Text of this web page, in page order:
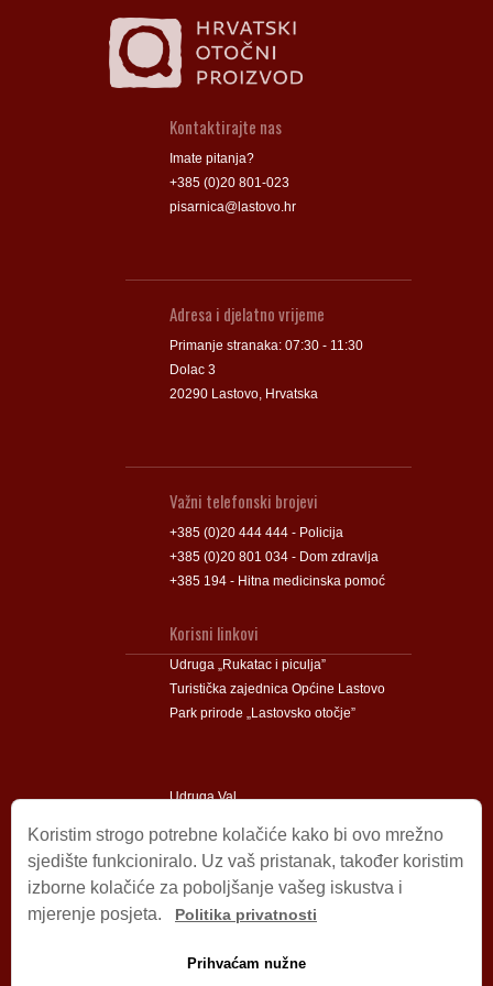
Kontaktirajte nas
Imate pitanja?
+385 (0)20 801-023
pisarnica@lastovo.hr
Adresa i djelatno vrijeme
Primanje stranaka: 07:30 - 11:30
Dolac 3
20290 Lastovo, Hrvatska
Važni telefonski brojevi
+385 (0)20 444 444 - Policija
+385 (0)20 801 034 - Dom zdravlja
+385 194 - Hitna medicinska pomoć
Korisni linkovi
Udruga „Rukatac i piculja”
Turistička zajednica Općine Lastovo
Park prirode „Lastovsko otočje”
Udruga Val
Impressum
© 2009 – 2026 Općina Lastovo.
Koristim strogo potrebne kolačiće kako bi ovo mrežno
sjedište funkcioniralo. Uz vaš pristanak, također koristim
izborne kolačiće za poboljšanje vašeg iskustva i
mjerenje posjeta.
Politika privatnosti
Prihvaćam nužne